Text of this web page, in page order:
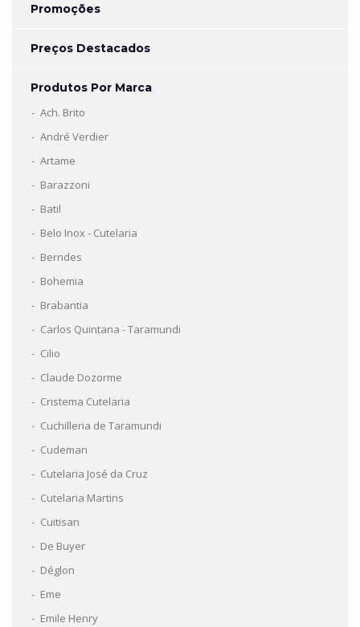
Promoções
Preços Destacados
Produtos Por Marca
Ach. Brito
André Verdier
Artame
Barazzoni
Batil
Belo Inox - Cutelaria
Berndes
Bohemia
Brabantia
Carlos Quintana - Taramundi
Cilio
Claude Dozorme
Cristema Cutelaria
Cuchilleria de Taramundi
Cudeman
Cutelaria José da Cruz
Cutelaria Martins
Cuitisan
De Buyer
Déglon
Eme
Emile Henry